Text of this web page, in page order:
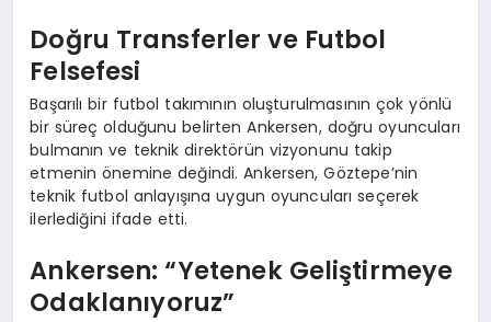
Doğru Transferler ve Futbol
Felsefesi
Başarılı bir futbol takımının oluşturulmasının çok yönlü
bir süreç olduğunu belirten Ankersen, doğru oyuncuları
bulmanın ve teknik direktörün vizyonunu takip
etmenin önemine değindi. Ankersen, Göztepe’nin
teknik futbol anlayışına uygun oyuncuları seçerek
ilerlediğini ifade etti.
Ankersen: “Yetenek Geliştirmeye
Odaklanıyoruz”